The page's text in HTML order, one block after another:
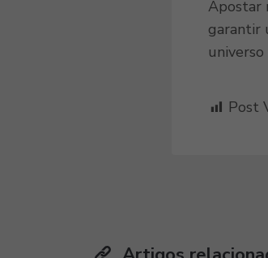
Apostar
garantir
Post